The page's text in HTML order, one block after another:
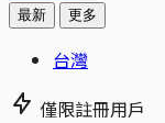
最新 更多
台灣
僅限註冊用戶